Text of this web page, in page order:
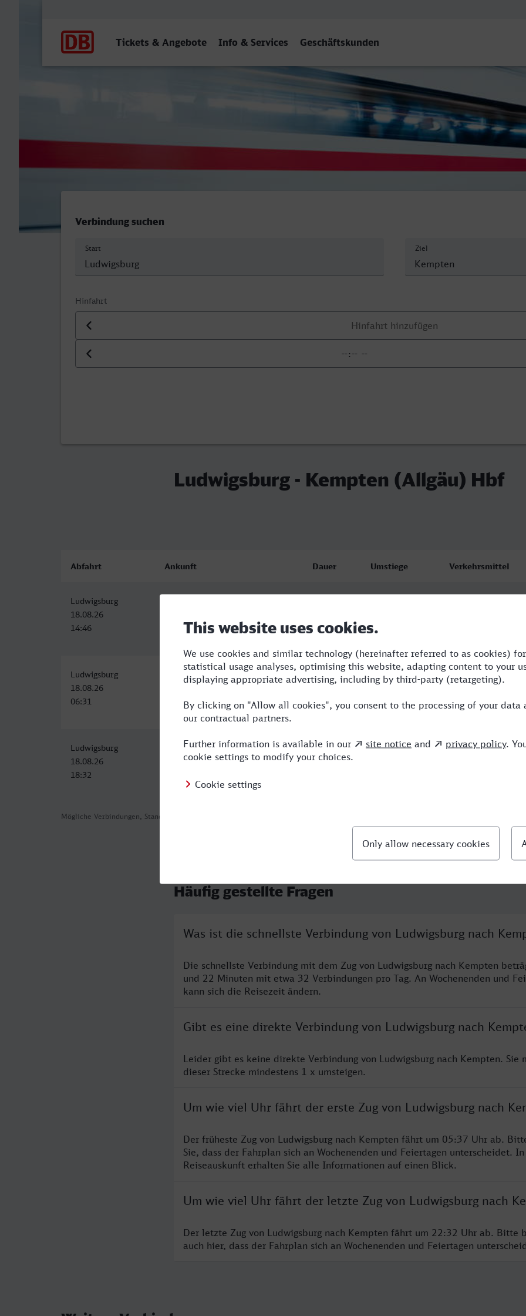
Tickets & Angebote Info & Services Geschäftskunden
Ludwigsburg - Kempten (Allgäu) Hbf
Verbindung suchen
Start Ziel
Hinfahrt
Datum der Hinfahrt
Uhrzeit der Hinfahrt
Ludwigsburg - Kempten (Allgäu) Hbf
Mögliche Verbindungen, Stand: 2026-08-04 08:00
Abfahrt Ankunft Dauer Umstiege Verkehrsmittel
Ludwigsburg
18.08.26
14:46
17:08
Ludwigsburg
18.08.26
06:31
Kempten (Allgäu) Hbf
18.08.26
09:26
2:55 RE,ICE
Ludwigsburg
18.08.26
18:32
Kempten (Allgäu) Hbf
18.08.26
2:54 2 RE,ICE
Häufig gestellte Fragen
Was ist die schnellste Verbindung von Ludwigsburg nach
Die schnellste Verbindung mit dem Zug von Ludwigsburg nach Kempten
und 22 Minuten mit etwa 32 Verbindungen pro Tag. An Wochenenden und
kann sich die Reisezeit ändern.
Gibt es eine direkte Verbindung von Ludwigsburg nach
Leider gibt es keine direkte Verbindung von Ludwigsburg nach Kempten. Sie
dieser Strecke mindestens 1 x umsteigen.
Um wie viel Uhr fährt der erste Zug von Ludwigsburg nach
Der früheste Zug von Ludwigsburg nach Kempten fährt um 05:37 Uhr ab.
Sie, dass der Fahrplan sich an Wochenenden und Feiertagen unterscheidet.
Reiseauskunft erhalten Sie alle Informationen auf einen Blick.
Um wie viel Uhr fährt der letzte Zug von Ludwigsburg nach
Der letzte Zug von Ludwigsburg nach Kempten fährt um 22:32 Uhr ab. Bitte
auch hier, dass der Fahrplan sich an Wochenenden und Feiertagen